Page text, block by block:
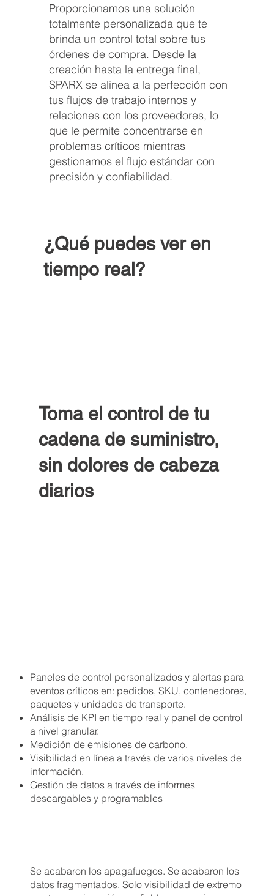
Proporcionamos una solución
totalmente personalizada que te
brinda un control total sobre tus
órdenes de compra. Desde la
creación hasta la entrega final,
SPARX se alinea a la perfección con
tus flujos de trabajo internos y
relaciones con los proveedores, lo
que le permite concentrarse en
problemas críticos mientras
gestionamos el flujo estándar con
precisión y confiabilidad.
¿Qué puedes ver en
tiempo real?
Toma el control de tu
cadena de suministro,
sin dolores de cabeza
diarios
Paneles de control personalizados y alertas para
eventos críticos en: pedidos, SKU, contenedores,
paquetes y unidades de transporte.
Análisis de KPI en tiempo real y panel de control
a nivel granular.
Medición de emisiones de carbono.
Visibilidad en línea a través de varios niveles de
información.
Gestión de datos a través de informes
descargables y programables
Se acabaron los apagafuegos. Se acabaron los
datos fragmentados. Solo visibilidad de extremo